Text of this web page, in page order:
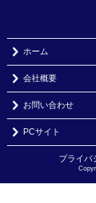
ホーム
会社概要
お問い合わせ
PCサイト
プライバ